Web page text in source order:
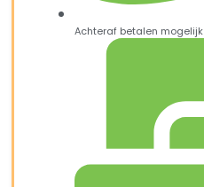
Achteraf betalen mogelijk